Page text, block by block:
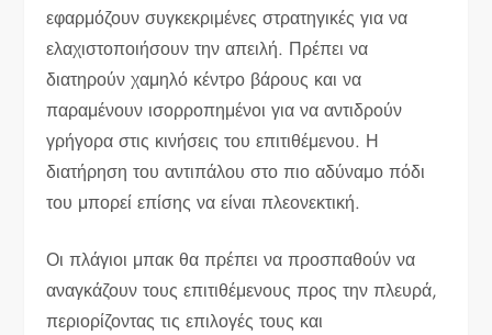
εφαρμόζουν συγκεκριμένες στρατηγικές για να
ελαχιστοποιήσουν την απειλή. Πρέπει να
διατηρούν χαμηλό κέντρο βάρους και να
παραμένουν ισορροπημένοι για να αντιδρούν
γρήγορα στις κινήσεις του επιτιθέμενου. Η
διατήρηση του αντιπάλου στο πιο αδύναμο πόδι
του μπορεί επίσης να είναι πλεονεκτική.
Οι πλάγιοι μπακ θα πρέπει να προσπαθούν να
αναγκάζουν τους επιτιθέμενους προς την πλευρά,
περιορίζοντας τις επιλογές τους και